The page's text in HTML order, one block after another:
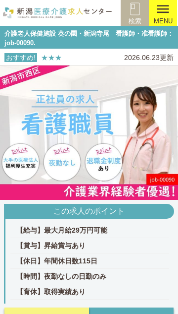
検索
menu
MENU
介護老人保健施設 葵の園・新潟寺尾 看護師・准看護師：
job-00090.
おすすめ! ★★★ 2026.06.23更新
この求人のポイント
【給与】最大月給29万円可能
【賞与】昇給賞与あり
【休日】年間休日数115日
【時間】夜勤なしの日勤のみ
【育休】取得実績あり